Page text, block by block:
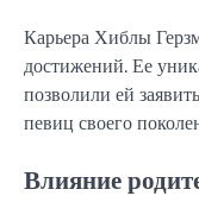
Карьера Хиблы
достижений. Ее
позволили ей
певиц своего
Влияние